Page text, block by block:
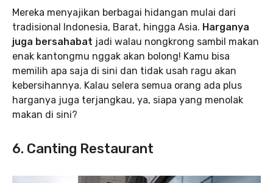
Mereka menyajikan berbagai hidangan mulai dari
tradisional Indonesia, Barat, hingga Asia. Harganya
juga bersahabat jadi walau nongkrong sambil makan
enak kantongmu nggak akan bolong! Kamu bisa
memilih apa saja di sini dan tidak usah ragu akan
kebersihannya. Kalau selera semua orang ada plus
harganya juga terjangkau, ya, siapa yang menolak
makan di sini?
6. Canting Restaurant